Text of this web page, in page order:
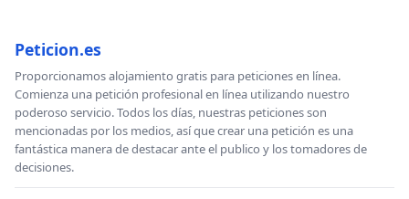
Peticion.es
Proporcionamos alojamiento gratis para peticiones en línea.
Comienza una petición profesional en línea utilizando nuestro
poderoso servicio. Todos los días, nuestras peticiones son
mencionadas por los medios, así que crear una petición es una
fantástica manera de destacar ante el publico y los tomadores de
decisiones.